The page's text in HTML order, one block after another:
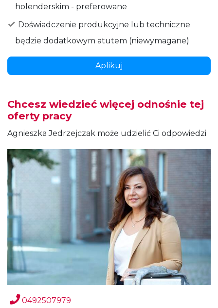
holenderskim - preferowane
Doświadczenie produkcyjne lub techniczne
będzie dodatkowym atutem (niewymagane)
Aplikuj
Chcesz wiedzieć więcej odnośnie tej
oferty pracy
Agnieszka Jedrzejczak może udzielić Ci odpowiedzi
0492507979